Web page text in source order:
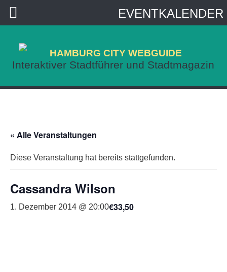
HAMBURG CITY WEBGUIDE
Interaktiver Stadtführer und Stadtmagazin
« Alle Veranstaltungen
Diese Veranstaltung hat bereits stattgefunden.
Cassandra Wilson
1. Dezember 2014 @ 20:00€33,50
EVENTKALENDER